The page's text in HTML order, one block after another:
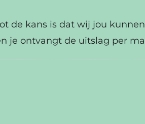
de kans is dat wij jou
je ontvangt de uitslag per